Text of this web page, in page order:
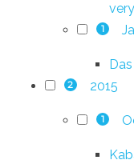
1
2 2015
1